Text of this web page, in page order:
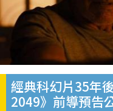
經典科幻片35年
2049》前導預告